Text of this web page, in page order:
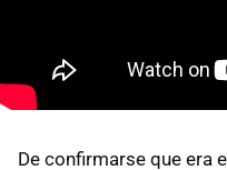
De confirmarse que era